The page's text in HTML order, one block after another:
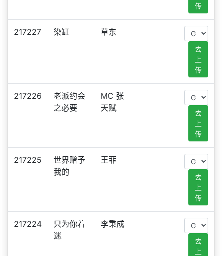
传
217227 染缸 草东
去
上
传
217226
老派约会
之必要
MC 张
天赋
去
上
传
217225
世界赠予
我的
王菲
去
上
传
217224
只为你着
迷
李秉成
去
上